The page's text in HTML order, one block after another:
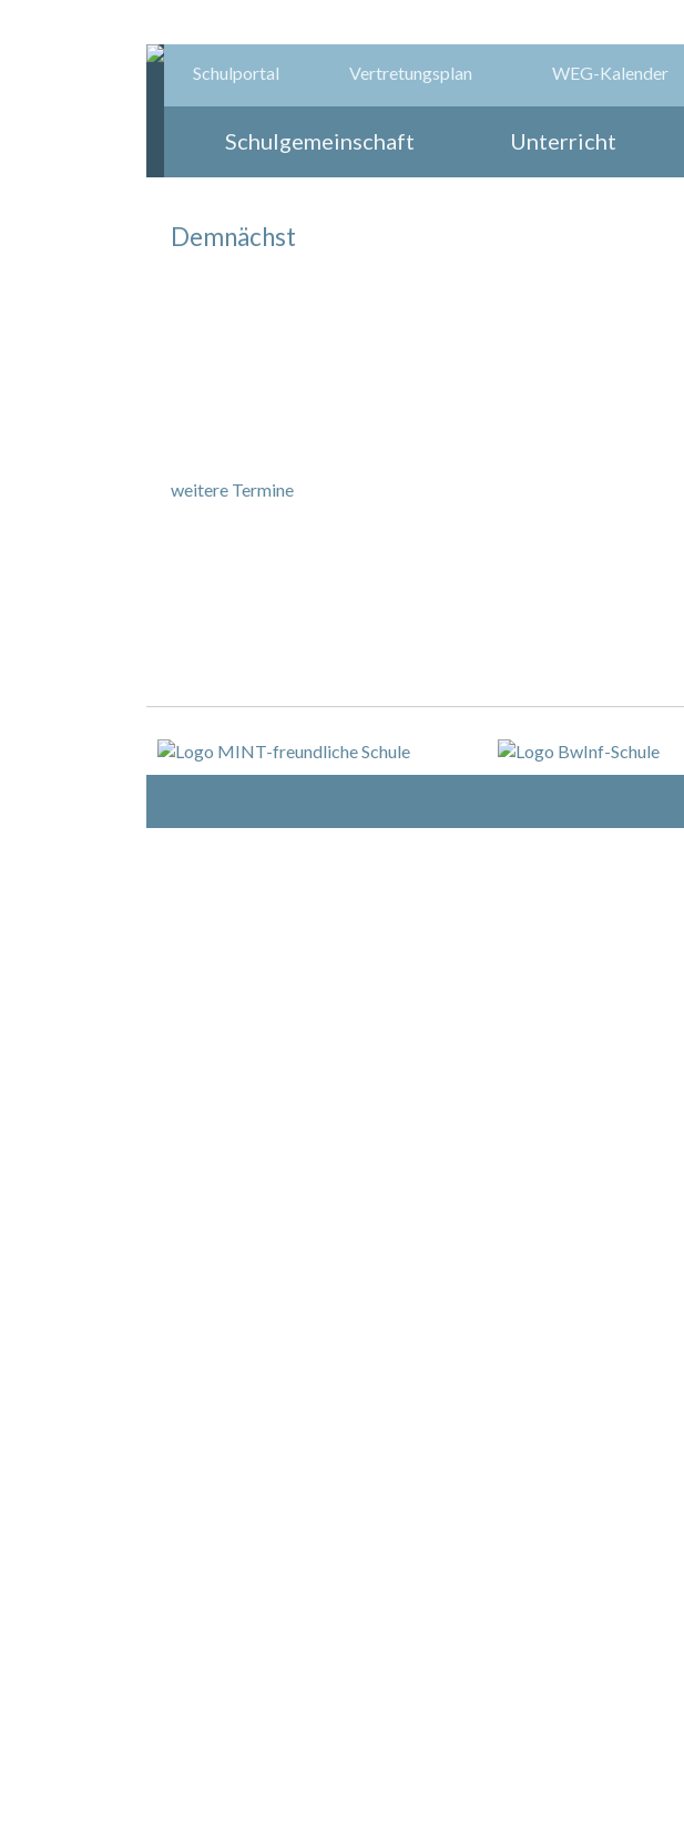
Schulportal Vertretungsplan WEG-Kalender
Schulgemeinschaft Unterricht
Demnächst
weitere Termine